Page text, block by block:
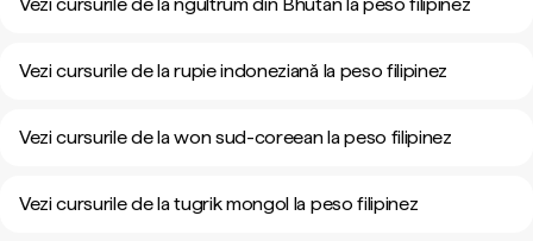
Vezi cursurile de la rupie indoneziană la peso filipinez
Vezi cursurile de la won sud-coreean la peso filipinez
Vezi cursurile de la tugrik mongol la peso filipinez